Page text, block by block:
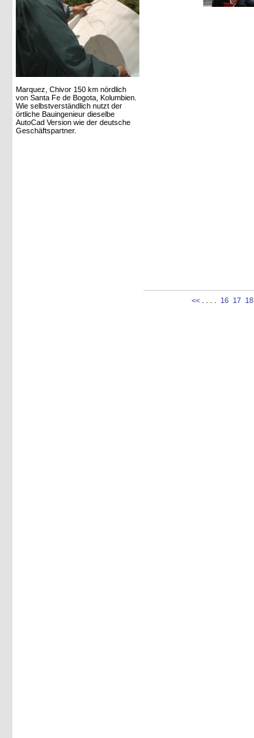
Marquez, Chivor 150 km nördlich
von Santa Fe de Bogota, Kolumbien.
Wie selbstverständlich nutzt der
örtliche Bauingenieur dieselbe
AutoCad Version wie der deutsche
Geschäftspartner.
<<. . . . 16 17 18